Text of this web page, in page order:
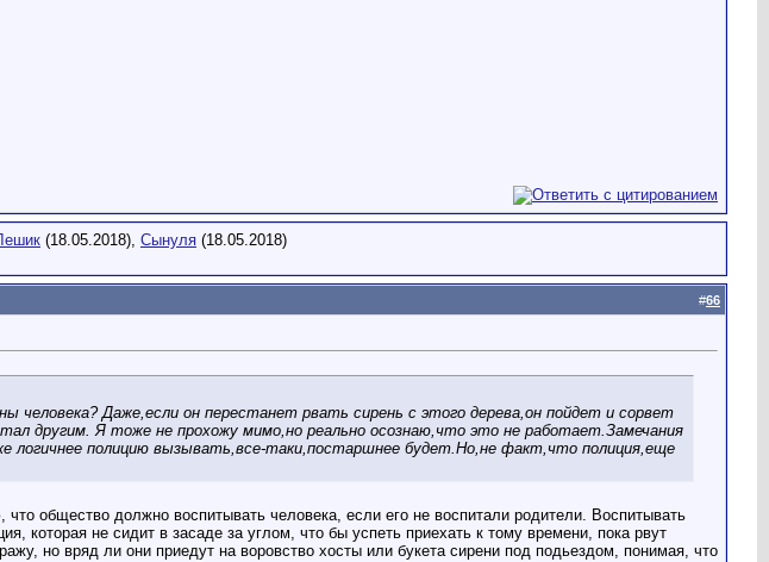
(18.05.2018), Сынуля (18.05.2018)
#66
человека? Даже,если он перестанет рвать сирень с этого дерева,он пойдет и сорвет
другим. Я тоже не прохожу мимо,но реально осознаю,что это не работает.Замечания
логичнее полицию вызывать,все-таки,постаршнее будет.Но,не факт,что полиция,еще
общество должно воспитывать человека, если его не воспитали родители. Воспитывать
которая не сидит в засаде за углом, что бы успеть приехать к тому времени, пока рвут
но вряд ли они приедут на воровство хосты или букета сирени под подьездом, понимая, что